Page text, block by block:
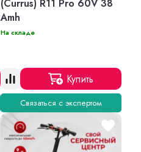
(Currus) R11 Pro 60V 38
Amh
На складе
Купить
Связаться с экспертом